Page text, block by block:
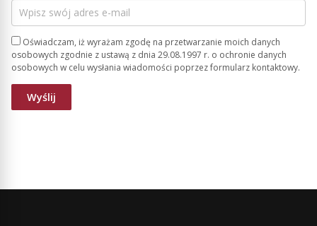
Oświadczam, iż wyrażam zgodę na przetwarzanie moich danych
osobowych zgodnie z ustawą z dnia 29.08.1997 r. o ochronie danych
osobowych w celu wysłania wiadomości poprzez formularz kontaktowy.